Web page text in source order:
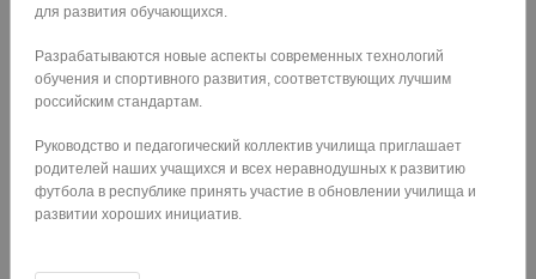
для развития обучающихся.
Разрабатываются новые аспекты современных технологий
обучения и спортивного развития, соответствующих лучшим
российским стандартам.
Руководство и педагогический коллектив училища приглашает
родителей наших учащихся и всех неравнодушных к развитию
футбола в республике принять участие в обновлении училища и
развитии хороших инициатив.